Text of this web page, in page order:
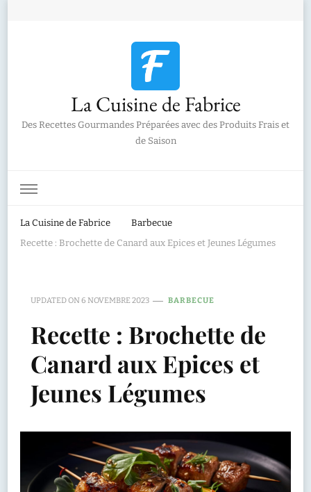
La Cuisine de Fabrice
Des Recettes Gourmandes Préparées avec des Produits Frais et
de Saison
La Cuisine de Fabrice
Barbecue
Recette : Brochette de Canard aux Epices et Jeunes Légumes
UPDATED ON6 NOVEMBRE 2023 BARBECUE
Recette : Brochette de
Canard aux Epices et
Jeunes Légumes